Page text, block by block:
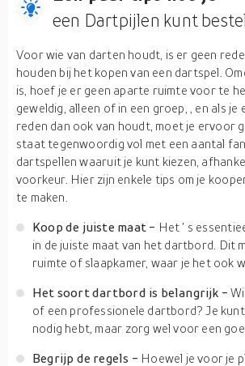
een Dartpijlen kunt
Voor wie van darten houdt, is er geen
houden bij het kopen van een dartspel.
is, hoef je er geen aparte ruimte voor te
geweldig, alleen of in een groep,
, en als
reden dan ook van houdt, moet je ervoor
staat tegenwoordig vol met een aantal
dartspellen waaruit je kunt kiezen,
voorkeur. Hier zijn enkele tips om je
te maken.
Koop de juiste maat - Het ' s
in de juiste maat van het dartbord. Dit
ruimte of slaapkamer, waar je het ook
Het soort dartbord is belangrijk -
of een professionele dartbord? Je
nodig hebt, maar zorg wel voor een
Begrijp de regels - Hoewel je voor je